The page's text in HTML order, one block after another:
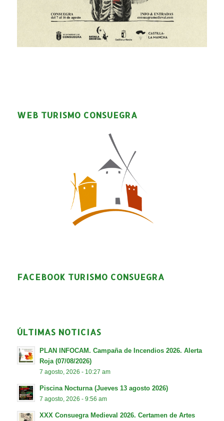
WEB TURISMO CONSUEGRA
FACEBOOK TURISMO CONSUEGRA
ÚLTIMAS NOTICIAS
PLAN INFOCAM. Campaña de Incendios 2026. Alerta
Roja (07/08/2026)
7 agosto, 2026 - 10:27 am
Piscina Nocturna (Jueves 13 agosto 2026)
7 agosto, 2026 - 9:56 am
XXX Consuegra Medieval 2026. Certamen de Artes